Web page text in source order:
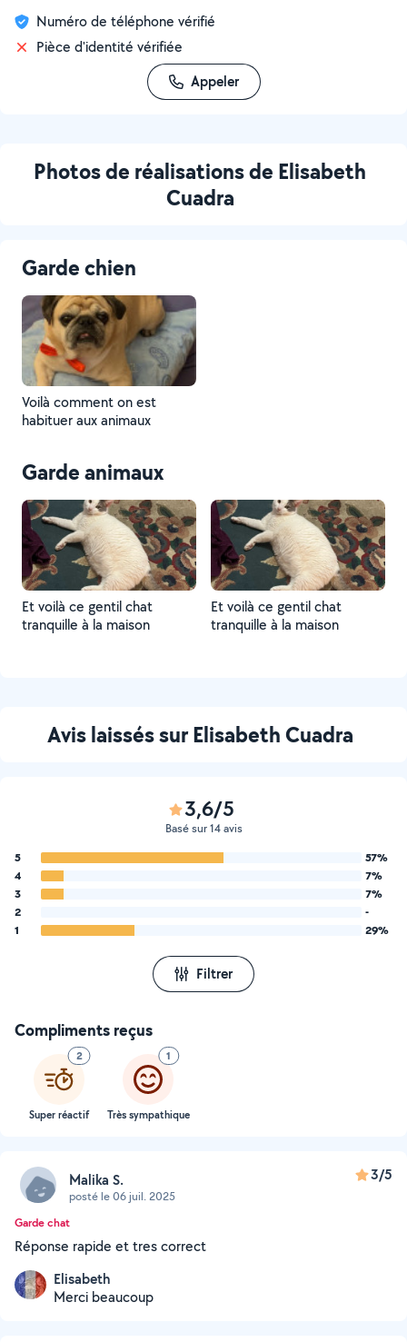
Numéro de téléphone vérifié
Pièce d'identité vérifiée
Appeler
Photos de réalisations de Elisabeth
Cuadra
Garde chien
Voilà comment on est
habituer aux animaux
Garde animaux
Et voilà ce gentil chat
tranquille à la maison
Et voilà ce gentil chat
tranquille à la maison
Avis laissés sur Elisabeth Cuadra
3,6/5
Basé sur 14 avis
5
57%
4
7%
3
7%
2
-
1
29%
Filtrer
Compliments reçus
2
Super réactif
1
Très sympathique
Malika S.
posté le 06 juil. 2025
3/5
Garde chat
Réponse rapide et tres correct
Elisabeth
Merci beaucoup